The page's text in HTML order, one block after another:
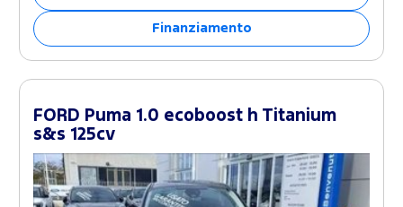
Finanziamento
FORD Puma 1.0 ecoboost h Titanium
s&s 125cv